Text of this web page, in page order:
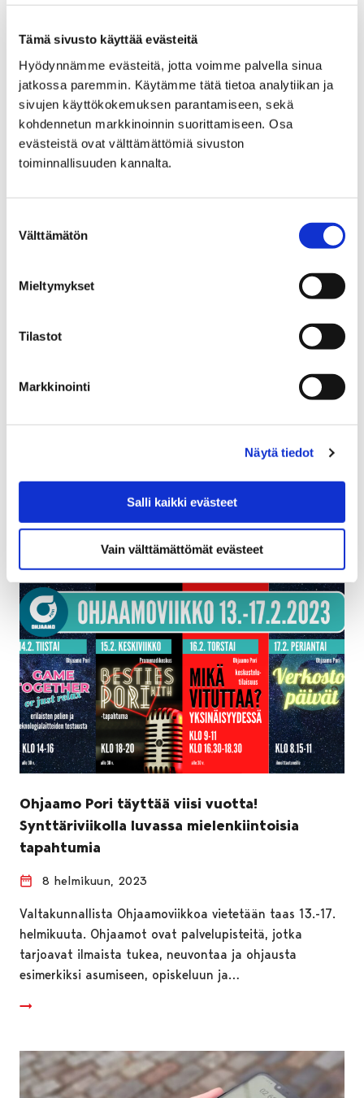
Tämä sivusto käyttää evästeitä
Hyödynnämme evästeitä, jotta voimme palvella sinua
jatkossa paremmin. Käytämme tätä tietoa analytiikan ja
sivujen käyttökokemuksen parantamiseen, sekä
kohdennetun markkinoinnin suorittamiseen. Osa
evästeistä ovat välttämättömiä sivuston
toiminnallisuuden kannalta.
valinta
Välttämätön
Mieltymykset
Tilastot
Markkinointi
Näytä tiedot
Salli kaikki evästeet
Vain välttämättömät evästeet
kampanja voitti kaksi Effie -kultaa sarjoissa
Erikoissarja…
Porilaiset pyöräilevät neljänneksi eniten
9 helmikuun, 2023
Liikenne- ja viestintävirasto Traficom on julkaissut
henkilöliikennetutkimuksen, joka kartoittaa
suomalaisten vuoden 2021 liikkumistottumuksia koko
Suomen osalta sekä…
Ohjaamo Pori täyttää viisi vuotta!
Synttäriviikolla luvassa mielenkiintoisia
tapahtumia
8 helmikuun, 2023
Valtakunnallista Ohjaamoviikkoa vietetään taas 13.-17.
helmikuuta. Ohjaamot ovat palvelupisteitä, jotka
tarjoavat ilmaista tukea, neuvontaa ja ohjausta
esimerkiksi asumiseen, opiskeluun ja…